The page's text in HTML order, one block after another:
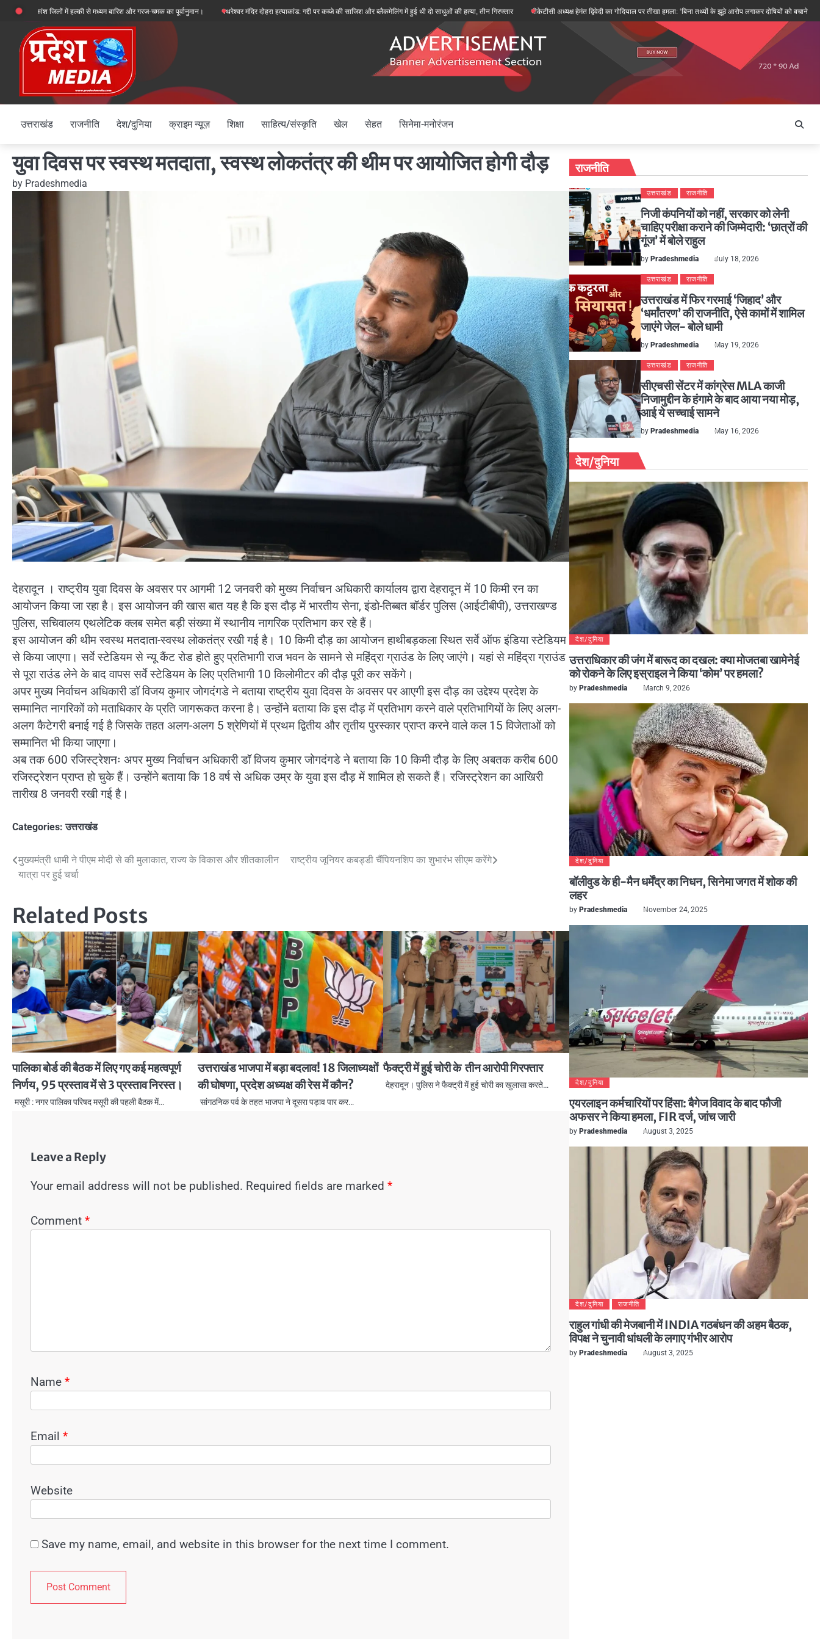
Skip
content
जिलों में हल्की से मध्यम बारिश और गरज-चमक का पूर्वानुमान। पथरेश्वर मंदिर दोहरा हत्याकांड: गद्दी पर कब्जे की साजिश और ब्लैकमेलिंग में हुई थी दो साधुओं की हत्या, तीन गिरफ्तार बीकेटीसी अध्यक्ष हेमंत द्विवेदी का गोदियाल पर तीखा हमला: ‘बिना तथ्यों के झूठे आरोप लगाकर दोषियों को बचाने की कोशिश’
उत्तराखंड राजनीति देश/दुनिया क्राइम न्यूज़ शिक्षा साहित्य/संस्कृति खेल सेहत सिनेमा-मनोरंजन
युवा दिवस पर स्वस्थ मतदाता, स्वस्थ लोकतंत्र की थीम पर आयोजित होगी दौड़
by Pradeshmedia
देहरादून । राष्ट्रीय युवा दिवस के अवसर पर आगमी 12 जनवरी को मुख्य निर्वाचन अधिकारी कार्यालय द्वारा देहरादून में 10 किमी रन का
आयोजन किया जा रहा है। इस आयोजन की खास बात यह है कि इस दौड़ में भारतीय सेना, इंडो-तिब्बत बॉर्डर पुलिस (आईटीबीपी), उत्तराखण्ड
पुलिस, सचिवालय एथलेटिक क्लब समेत बड़ी संख्या में स्थानीय नागरिक प्रतिभाग कर रहे हैं।
इस आयोजन की थीम स्वस्थ मतदाता-स्वस्थ लोकतंत्र रखी गई है। 10 किमी दौड़ का आयोजन हाथीबड़कला स्थित सर्वे ऑफ इंडिया स्टेडियम
से किया जाएगा। सर्वे स्टेडियम से न्यू कैंट रोड होते हुए प्रतिभागी राज भवन के सामने से महिंद्रा ग्राउंड के लिए जाएंगे। यहां से महिंद्रा ग्राउंड
से पूरा राउंड लेने के बाद वापस सर्वे स्टेडियम के लिए प्रतिभागी 10 किलोमीटर की दौड़ पूरी कर सकेंगे।
अपर मुख्य निर्वाचन अधिकारी डॉ विजय कुमार जोगदंगडे ने बताया राष्ट्रीय युवा दिवस के अवसर पर आएगी इस दौड़ का उद्देश्य प्रदेश के
सम्मानित नागरिकों को मताधिकार के प्रति जागरूकत करना है। उन्होंने बताया कि इस दौड़ में प्रतिभाग करने वाले प्रतिभागियों के लिए अलग-
अलग कैटेगरी बनाई गई है जिसके तहत अलग-अलग 5 श्रेणियों में प्रथम द्वितीय और तृतीय पुरस्कार प्राप्त करने वाले कल 15 विजेताओं को
सम्मानित भी किया जाएगा।
अब तक 600 रजिस्ट्रेशनः अपर मुख्य निर्वाचन अधिकारी डॉ विजय कुमार जोगदंगडे ने बताया कि 10 किमी दौड़ के लिए अबतक करीब 600
रजिस्ट्रेशन प्राप्त हो चुके हैं। उन्होंने बताया कि 18 वर्ष से अधिक उम्र के युवा इस दौड़ में शामिल हो सकते हैं। रजिस्ट्रेशन का आखिरी
तारीख 8 जनवरी रखी गई है।
Categories:उत्तराखंड
Post
navigation
मुख्यमंत्री धामी ने पीएम मोदी से की मुलाकात, राज्य के विकास और शीतकालीन
यात्रा पर हुई चर्चा
राष्ट्रीय जूनियर कबड्डी चैंपियनशिप का शुभारंभ सीएम करेंगे
Related Posts
पालिका बोर्ड की बैठक में लिए गए कई महत्वपूर्ण
निर्णय, 95 प्रस्ताव में से 3 प्रस्ताव निरस्त।
मसूरी : नगर पालिका परिषद मसूरी की पहली बैठक में…
उत्तराखंड भाजपा में बड़ा बदलाव! 18 जिलाध्यक्षों
की घोषणा, प्रदेश अध्यक्ष की रेस में कौन?
सांगठनिक पर्व के तहत भाजपा ने दूसरा पड़ाव पार कर…
फैक्ट्री में हुई चोरी के तीन आरोपी गिरफ्तार
देहरादून। पुलिस ने फैक्ट्री में हुई चोरी का खुलासा करते…
Leave a Reply
Your email address will not be published. Required fields are marked *
Comment *
Name *
Email *
Website
Save my name, email, and website in this browser for the next time I comment.
राजनीति
उत्तराखंड राजनीति
निजी कंपनियों को नहीं, सरकार को लेनी
चाहिए परीक्षा कराने की जिम्मेदारी: ‘छात्रों की
गूंज’ में बोले राहुल
by Pradeshmedia July 18, 2026
उत्तराखंड राजनीति
उत्तराखंड में फिर गरमाई ‘जिहाद’ और
‘धर्मांतरण’ की राजनीति, ऐसे कामों में शामिल
जाएंगे जेल- बोले धामी
by Pradeshmedia May 19, 2026
उत्तराखंड राजनीति
सीएचसी सेंटर में कांग्रेस MLA काजी
निजामुद्दीन के हंगामे के बाद आया नया मोड़,
आई ये सच्चाई सामने
by Pradeshmedia May 16, 2026
देश/दुनिया
देश/दुनिया
उत्तराधिकार की जंग में बारूद का दखल: क्या मोजतबा खामेनेई
को रोकने के लिए इस्राइल ने किया ‘कोम’ पर हमला?
by Pradeshmedia March 9, 2026
देश/दुनिया
बॉलीवुड के ही-मैन धर्मेंद्र का निधन, सिनेमा जगत में शोक की
लहर
by Pradeshmedia November 24, 2025
देश/दुनिया
एयरलाइन कर्मचारियों पर हिंसा: बैगेज विवाद के बाद फौजी
अफसर ने किया हमला, FIR दर्ज, जांच जारी
by Pradeshmedia August 3, 2025
देश/दुनिया राजनीति
राहुल गांधी की मेजबानी में INDIA गठबंधन की अहम बैठक,
विपक्ष ने चुनावी धांधली के लगाए गंभीर आरोप
by Pradeshmedia August 3, 2025